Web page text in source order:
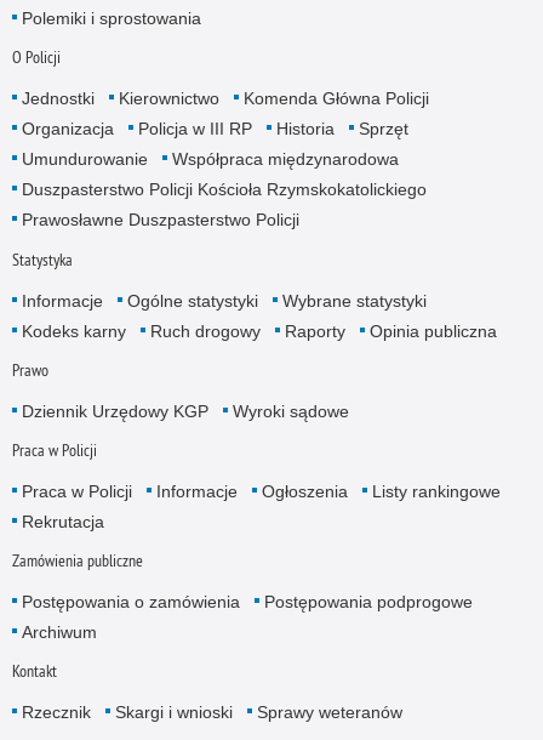
Polemiki i sprostowania
O Policji
Jednostki Kierownictwo
Komenda Główna Policji
Organizacja
Policja w III RP Historia
Sprzęt
Umundurowanie
Współpraca międzynarodowa
Duszpasterstwo Policji Kościoła Rzymskokatolickiego
Prawosławne Duszpasterstwo Policji
Statystyka
Informacje Ogólne statystyki
Wybrane statystyki
Kodeks karny
Ruch drogowy Raporty Opinia publiczna
Prawo
Dziennik Urzędowy KGP Wyroki sądowe
Praca w Policji
Praca w Policji Informacje Ogłoszenia
Listy rankingowe
Rekrutacja
Zamówienia publiczne
Postępowania o zamówienia
Postępowania podprogowe
Archiwum
Kontakt
Rzecznik Skargi i wnioski Sprawy weteranów